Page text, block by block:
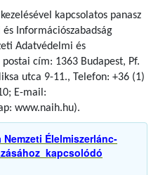
kapcsolatos panasz
Információszabadság
Adatvédelmi és
cím: 1363 Budapest, Pf.
utca 9-11., Telefon: +36 (1)
E-mail:
www.naih.hu).
Élelmiszerlánc-
kapcsolódó